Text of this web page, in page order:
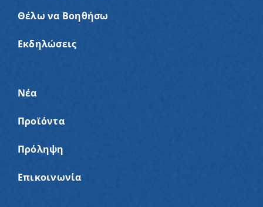
Θέλω να Βοηθήσω
Εκδηλώσεις
Νέα
Προϊόντα
Πρόληψη
Επικοινωνία